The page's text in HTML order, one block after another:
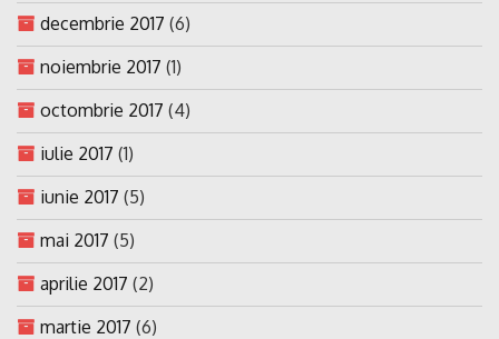
decembrie 2017 (6)
noiembrie 2017 (1)
octombrie 2017 (4)
iulie 2017 (1)
iunie 2017 (5)
mai 2017 (5)
aprilie 2017 (2)
martie 2017 (6)